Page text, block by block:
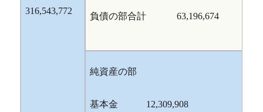
316,543,772
負債の部合計 63,196,674
純資産の部
基本金 12,309,908